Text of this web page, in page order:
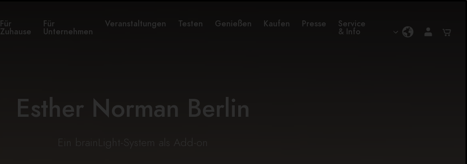
Für
Zuhause
Für
Unternehmen
Veranstaltungen Testen Genießen Kaufen Presse Service
& Info
Esther Norman Berlin
Ein brainLight-System als Add-on